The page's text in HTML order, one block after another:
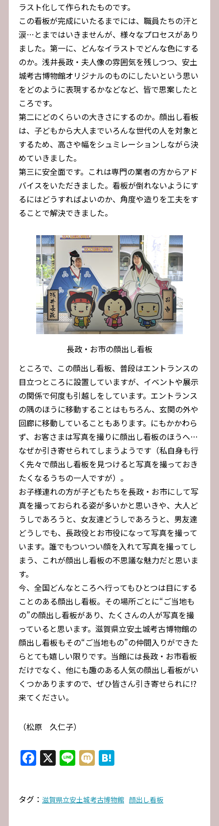
ラスト化して作られたものです。
この看板が完成にいたるまでには、職員たちの汗と
涙…とまではいきませんが、様々なプロセスがあり
ました。第一に、どんなイラストでどんな色にする
のか。浅井長政・夫人像の雰囲気を残しつつ、安土
城考古博物館オリジナルのものにしたいという思い
をどのように表現するかなどなど、皆で思案したと
ころです。
第二にどのくらいの大きさにするのか。顔出し看板
は、子どもから大人までいろんな世代の人を対象と
するため、高さや幅をシュミレーションしながら決
めていきました。
第三に安全面です。これは専門の業者の方からアド
バイスをいただきました。看板が倒れないようにす
るにはどうすればよいのか、角度や造りを工夫をす
ることで解決できました。
長政・お市の顔出し看板
ところで、この顔出し看板、普段はエントランスの
目立つところに設置していますが、イベントや展示
の関係で何度も引越しをしています。エントランス
の隅のほうに移動することはもちろん、玄関の外や
回廊に移動していることもあります。にもかかわら
ず、お客さまは写真を撮りに顔出し看板のほうへ…
なぜか引き寄せられてしまうようです（私自身も行
く先々で顔出し看板を見つけると写真を撮っておき
たくなるうちの一人ですが）。
お子様連れの方が子どもたちを長政・お市にして写
真を撮っておられる姿が多いかと思いきや、大人ど
うしであろうと、女友達どうしであろうと、男友達
どうしでも、長政役とお市役になって写真を撮って
います。誰でもついつい顔を入れて写真を撮ってし
まう、これが顔出し看板の不思議な魅力だと思いま
す。
今、全国どんなところへ行ってもひとつは目にする
ことのある顔出し看板。その場所ごとに“ご当地も
の”の顔出し看板があり、たくさんの人が写真を撮
っていると思います。滋賀県立安土城考古博物館の
顔出し看板もその“ご当地もの”の仲間入りができた
らとても嬉しい限りです。当館には長政・お市看板
だけでなく、他にも趣のある人気の顔出し看板がい
くつかありますので、ぜひ皆さん引き寄せられに!?
来てください。
（松原 久仁子）
Facebook
X Line
MixiHatena
タグ： 滋賀県立安土城考古博物館 顔出し看板